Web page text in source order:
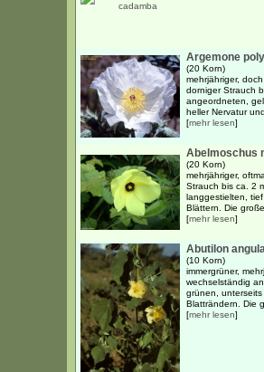
Argemone
(20 Korn)
mehrjähriger,
dorniger Strauch
angeordneten,
heller Nervatur
[mehr lesen]
Abelmoschus
(20 Korn)
mehrjähriger,
Strauch bis ca. 2
langgestielten,
Blättern. Die
[mehr lesen]
Abutilon
(10 Korn)
immergrüner,
wechselständig
grünen,
Blatträndern. Die
[mehr lesen]